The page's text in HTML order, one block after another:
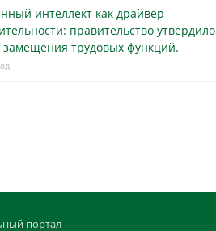
интеллект как драйвер
правительство утвердило
замещения трудовых функций.
портал